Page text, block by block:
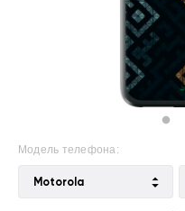
Модель телефона:
Motorola